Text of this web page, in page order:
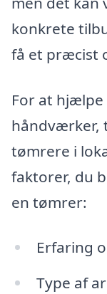
konkrete
få et præcist
For at
håndværker,
tømrere i
faktorer, du
en tømrer:
Erfaring
Type af